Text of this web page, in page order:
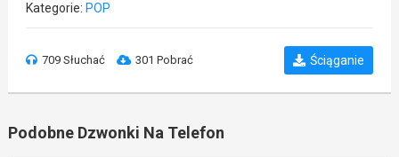
Kategorie: POP
709 Słuchać 301 Pobrać Ściąganie
Podobne Dzwonki Na Telefon